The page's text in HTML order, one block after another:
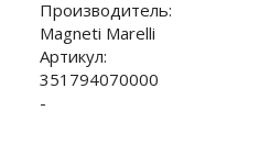
Производитель:
Magneti Marelli
Артикул:
351794070000
-